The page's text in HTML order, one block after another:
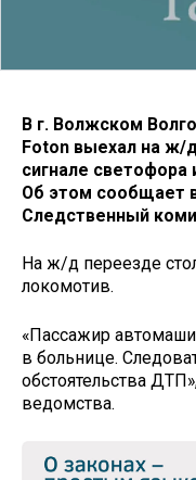
В г. Волжском
Foton выехал на
сигнале светофора
Об этом сообщает
Следственный
На ж/д переезде
локомотив.
«Пассажир
в больнице.
обстоятельства
ведомства.